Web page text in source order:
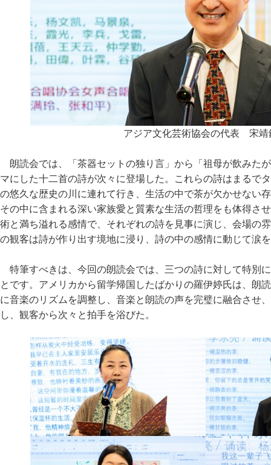
アジア文化芸術協会の代表 宋靖
朗読会では、「茶器セットの独り言」から「祖母が飲みた
マにした十二首の詩が次々に登場した。これらの詩はまるで
の悠久な歴史の川に連れて行き、生活の中で茶が欠かせない
その中に含まれる深い家族愛と質素な生活の哲理をも体得さ
術と満ち溢れる感情で、それぞれの詩を見事に演じ、会場の
の観客は詩が作り出す境地に浸り、詩の中の感情に動じて涙
特筆すべきは、今回の朗読会では、三つの詩に対して特別
とです。アメリカから留学帰国したばかりの羅伊婷氏は、朗
に音楽のリズムを調整し、音楽と朗読の声を完璧に融合させ
し、観客から次々と拍手を浴びた。